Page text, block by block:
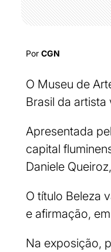
Por CGN
O Museu de
Brasil da
Apresentada
capital
Daniele
O título Beleza
e afirmação,
Na exposição,